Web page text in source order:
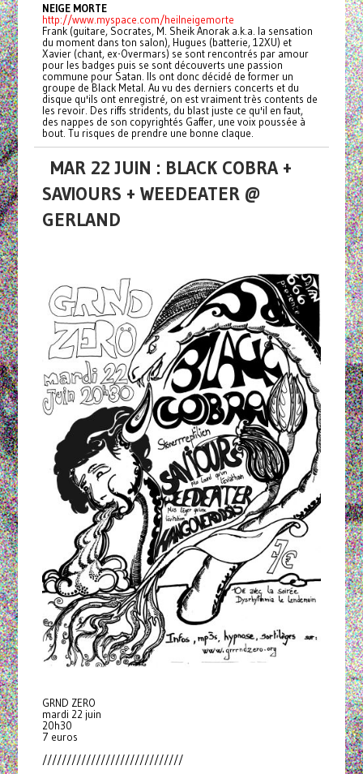
NEIGE MORTE
http://www.myspace.com/heilneigemorte
Frank (guitare, Socrates, M. Sheik Anorak a.k.a. la sensation
du moment dans ton salon), Hugues (batterie, 12XU) et
Xavier (chant, ex-Overmars) se sont rencontrés par amour
pour les badges puis se sont découverts une passion
commune pour Satan. Ils ont donc décidé de former un
groupe de Black Metal. Au vu des derniers concerts et du
disque qu'ils ont enregistré, on est vraiment très contents de
les revoir. Des riffs stridents, du blast juste ce qu'il en faut,
des nappes de son copyrightés Gaffer, une voix poussée à
bout. Tu risques de prendre une bonne claque.
MAR 22 JUIN : BLACK COBRA +
SAVIOURS + WEEDEATER @
GERLAND
GRND ZERO
mardi 22 juin
20h30
7 euros
/////////////////////////////